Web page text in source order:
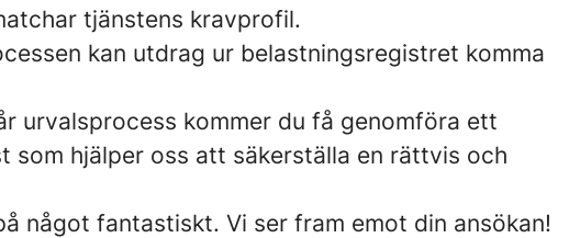
tjänstens kravprofil.
kan utdrag ur belastningsregistret komma
urvalsprocess kommer du få genomföra ett
som hjälper oss att säkerställa en rättvis och
något fantastiskt. Vi ser fram emot din ansökan!